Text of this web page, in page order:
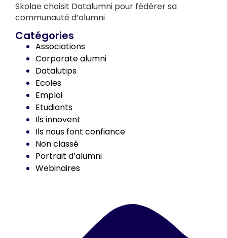
Skolae choisit Datalumni pour fédérer sa
communauté d’alumni
Catégories
Associations
Corporate alumni
Datalutips
Ecoles
Emploi
Etudiants
Ils innovent
Ils nous font confiance
Non classé
Portrait d’alumni
Webinaires